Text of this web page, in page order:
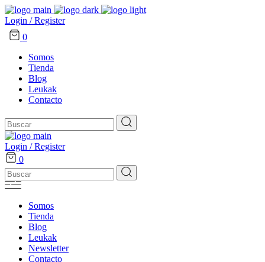
Login / Register
0
Somos
Tienda
Blog
Leukak
Contacto
Search
for:
Login / Register
0
Search
for:
Somos
Tienda
Blog
Leukak
Newsletter
Contacto